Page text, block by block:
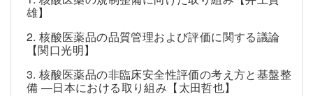
雄】
2. 核酸医薬品の品質管理および評価に関する議論
【関口光明】
3. 核酸医薬品の非臨床安全性評価の考え方と基盤整
備 ―日本における取り組み【太田哲也】